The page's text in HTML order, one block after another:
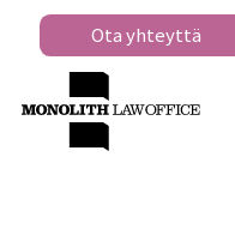
Ota yhteyttä